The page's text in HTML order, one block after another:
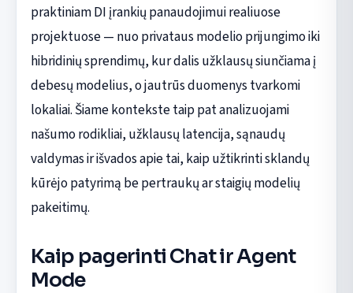
praktiniam DI įrankių panaudojimui realiuose
projektuose — nuo privataus modelio prijungimo iki
hibridinių sprendimų, kur dalis užklausų siunčiama į
debesų modelius, o jautrūs duomenys tvarkomi
lokaliai. Šiame kontekste taip pat analizuojami
našumo rodikliai, užklausų latencija, sąnaudų
valdymas ir išvados apie tai, kaip užtikrinti sklandų
kūrėjo patyrimą be pertraukų ar staigių modelių
pakeitimų.
Kaip pagerinti Chat ir Agent
Mode